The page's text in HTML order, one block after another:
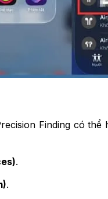
Finding có
.
.